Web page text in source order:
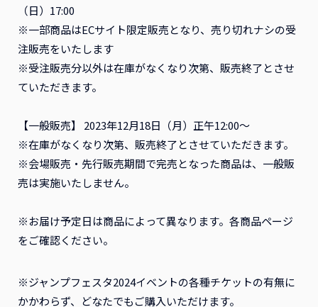
（日）17:00
※一部商品はECサイト限定販売となり、売り切れナシの受
注販売をいたします
※受注販売分以外は在庫がなくなり次第、販売終了とさせ
ていただきます。
【一般販売】 2023年12月18日（月）正午12:00～
※在庫がなくなり次第、販売終了とさせていただきます。
※会場販売・先行販売期間で完売となった商品は、一般販
売は実施いたしません。
※お届け予定日は商品によって異なります。各商品ページ
をご確認ください。
※ジャンプフェスタ2024イベントの各種チケットの有無に
かかわらず、どなたでもご購入いただけます。